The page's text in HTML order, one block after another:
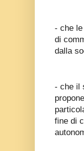
- che
di
dalla
- che il
fine di